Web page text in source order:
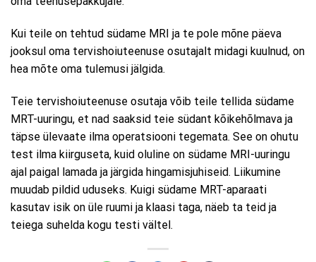
Kui teile on tehtud südame MRI ja te pole mõne päeva
jooksul oma tervishoiuteenuse osutajalt midagi kuulnud, on
hea mõte oma tulemusi jälgida.
Teie tervishoiuteenuse osutaja võib teile tellida südame
MRT-uuringu, et nad saaksid teie südant kõikehõlmava ja
täpse ülevaate ilma operatsiooni tegemata. See on ohutu
test ilma kiirguseta, kuid oluline on südame MRI-uuringu
ajal paigal lamada ja järgida hingamisjuhiseid. Liikumine
muudab pildid uduseks. Kuigi südame MRT-aparaati
kasutav isik on üle ruumi ja klaasi taga, näeb ta teid ja
teiega suhelda kogu testi vältel.